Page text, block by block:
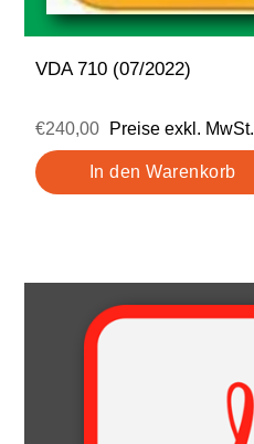
VDA 710 (07/2022)
€240,00 Preise exkl. MwSt.